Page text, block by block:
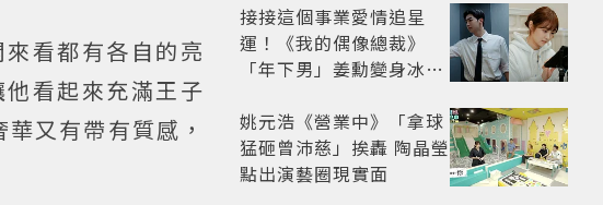
看都有各自的亮
看起來充滿王子
又有帶有質感，
站私藏必逛名單
接接這個事業愛情追星
運！《我的偶像總裁》
「年下男」姜勳變身冰山
遇愛情
姚元浩《營業中》「拿球
猛砸曾沛慈」挨轟 陶晶瑩
點出演藝圈現實面